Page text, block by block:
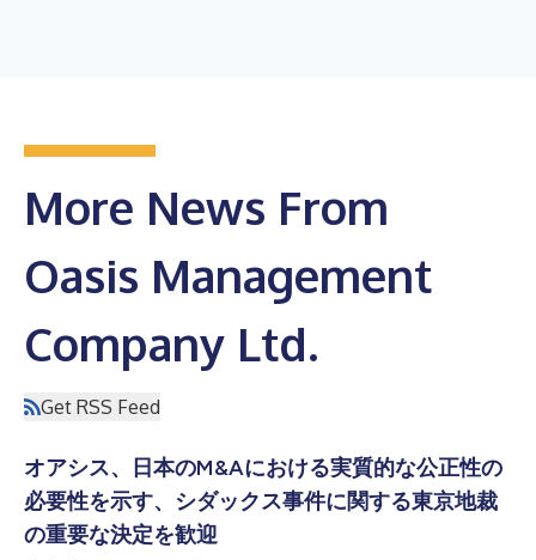
More News From
Oasis Management
Company Ltd.
Get RSS Feed
オアシス、日本のM&Aにおける実質的な公正性の
必要性を示す、シダックス事件に関する東京地裁
の重要な決定を歓迎